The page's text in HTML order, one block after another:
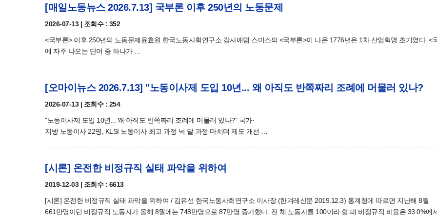
[매일노동뉴스 2026.7.13] 국부론 이후 250년의 노동문제
2026-07-13 | 조회수 : 352
<국부론> 이후 250년의 노동문제윤효원 한국노동사회연구소 감사애덤 스미스의 <국부론>이 나온 1776년은 1차 산업혁명 초기였다. <
에 자주 나오는 단어 중 하나가 …
[오마이뉴스 2026.7.13] "노동이사제 도입 10년... 왜 아직도 반쪽짜리 조례에 머물러 있나?
2026-07-13 | 조회수 : 254
"노동이사제 도입 10년... 왜 아직도 반쪽짜리 조례에 머물러 있나?" 국가·
지방 노동이사 22명, KLSI 노동이사 최고 과정 넉 달 과정 마치며 제도 개선 …
[시론] 온전한 비정규직 실태 파악을 위하여
2019-12-03 | 조회수 : 6613
[시론] 온전한 비정규직 실태 파악을 위하여 / 김유선 한국노동사회연구소 이사장 (한겨레신문 2019.12.3) 통계청에 따르면 지난해 8월
661만명이던 비정규직 노동자가 올해 8월에는 748만명으로 87만명 증가했다. 전 체 노동자를 100이라 할 때 비정규직 비율은 33.0%에